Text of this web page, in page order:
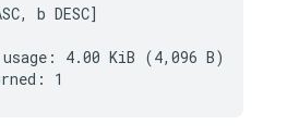
b DESC]
usage: 4.00 KiB (4,096 B)